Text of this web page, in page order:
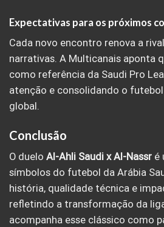
Expectativas para os próximos
Cada novo encontro renova a
narrativas. A Multicanais aponta
como referência da Saudi Pro
atenção e consolidando o
global.
Conclusão
O duelo Al-Ahli Saudi x Al-Nassr é
símbolos do futebol da Arábia
história, qualidade técnica e
refletindo a transformação da
acompanha esse clássico como